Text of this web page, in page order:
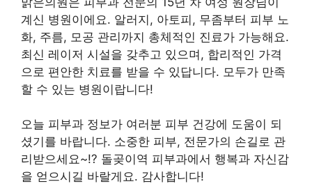
계신 병원이에요. 알러지, 아토피, 무좀부터 피부 노
화, 주름, 모공 관리까지 총체적인 진료가 가능해요.
최신 레이저 시설을 갖추고 있으며, 합리적인 가격
으로 편안한 치료를 받을 수 있답니다. 모두가 만족
할 수 있는 병원이랍니다!
오늘 피부과 정보가 여러분 피부 건강에 도움이 되
셨기를 바랍니다. 소중한 피부, 전문가의 손길로 관
리받으세요~!? 돌곶이역 피부과에서 행복과 자신감
을 얻으시길 바랄게요. 감사합니다!